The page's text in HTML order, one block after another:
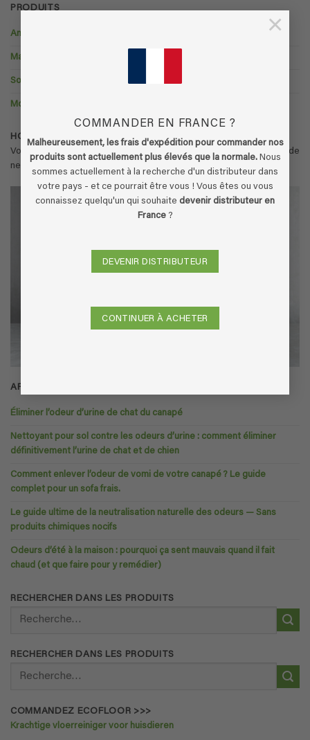
COMMANDER EN FRANCE ?
Malheureusement, les frais d'expédition pour commander nos
produits sont actuellement plus élevés que la normale.Nous
sommes actuellement à la recherche d'un distributeur dans
votre pays - et ce pourrait être vous ! Vous êtes ou vous
connaissez quelqu'un qui souhaite devenir distributeur en
France?
DEVENIR DISTRIBUTEUR
CONTINUER À ACHETER
×
PRODUITS
Animaux de compagnie
Maison, locaux et dépendances
Soin et hygiene
Moyens de locomotion
HOUSEHOLD ITEMS:
Vous trouverez ici un aperçu de nos produits de désodorisation et de
nettoyage dans la catégorie à l’intérieur & autour de la maison.
ARTICLES RÉCENTS
Éliminer l’odeur d’urine de chat du canapé
Nettoyant pour sol contre les odeurs d’urine : comment éliminer
définitivement l’urine de chat et de chien
Comment enlever l’odeur de vomi de votre canapé ? Le guide
complet pour un sofa frais.
Le guide ultime de la neutralisation naturelle des odeurs — Sans
produits chimiques nocifs
Odeurs d’été à la maison : pourquoi ça sent mauvais quand il fait
chaud (et que faire pour y remédier)
RECHERCHER DANS LES PRODUITS
pour :
RECHERCHER DANS LES PRODUITS
pour :
COMMANDEZ ECOFLOOR >>>
Krachtige vloerreiniger voor huisdieren